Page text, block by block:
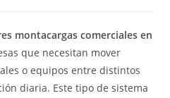
montacargas comerciales en
que necesitan mover
o equipos entre distintos
diaria. Este tipo de sistema